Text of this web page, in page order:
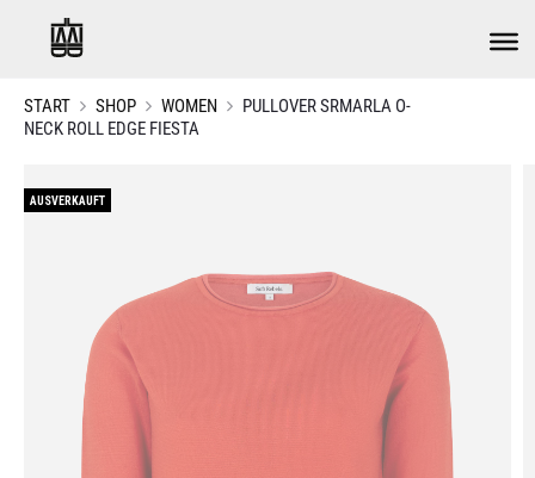
START SHOP WOMEN
PULLOVER SRMARLA O-
NECK ROLL EDGE FIESTA
AUSVERKAUFT